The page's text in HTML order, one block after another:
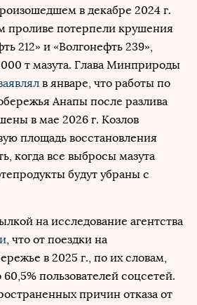
в декабре 2024 г.
проливе потерпели крушения
212» и «Волгонефть 239»,
т мазута. Глава Минприроды
в январе, что работы по
Анапы после разлива
в мае 2026 г. Козлов
площадь восстановления
когда все выбросы мазута
будут убраны с
на исследование агентства
, что от поездки на
в 2025 г., по их словам,
пользователей соцсетей.
причин отказа от